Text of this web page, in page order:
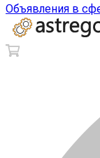
Объявления в